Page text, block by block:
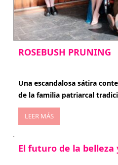
ROSEBUSH PRUNING
Una escandalosa sátira
de la familia patriarcal
LEER MÁS
El futuro de la belleza